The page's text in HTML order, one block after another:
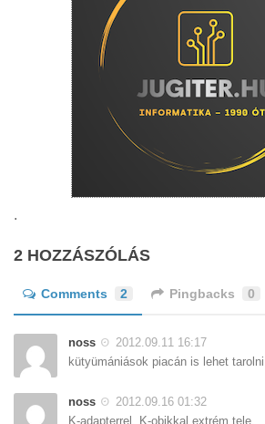
.
2 HOZZÁSZÓLÁS
Comments 2 Pingbacks 0
noss
2012.09.11 16:17
kütyümániások piacán is lehet tarolni
noss
2012.09.16 01:32
K-adapterrel, K-obikkal extrém tele.